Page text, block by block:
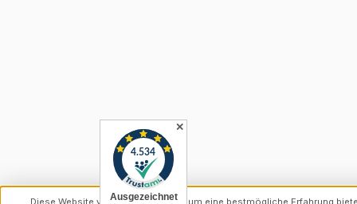
✕
Diese Website verwendet Cookies, um eine bestmögliche Erfahrung